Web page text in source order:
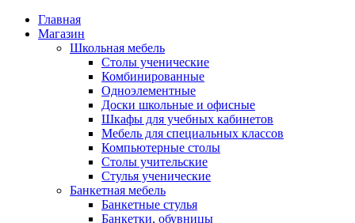
Главная
Магазин
Школьная мебель
Столы ученические
Комбинированные
Одноэлементные
Доски школьные и офисные
Шкафы для учебных кабинетов
Мебель для специальных классов
Компьютерные столы
Столы учительские
Стулья ученические
Банкетная мебель
Банкетные стулья
Банкетки, обувницы